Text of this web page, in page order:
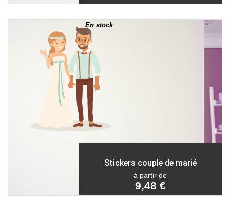
En stock
Stickers couple de marié
à partir de
9,48 €